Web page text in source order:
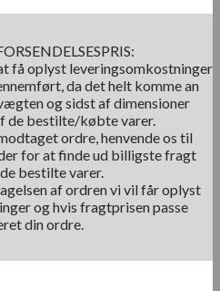
få oplyst leveringsomkostninger
da det helt komme an
og sidst af dimensioner
de bestilte/købte varer.
ordre, henvende os til
for at finde ud billigste fragt
bestilte varer.
af ordren vi vil får oplyst
og hvis fragtprisen passe
din ordre.